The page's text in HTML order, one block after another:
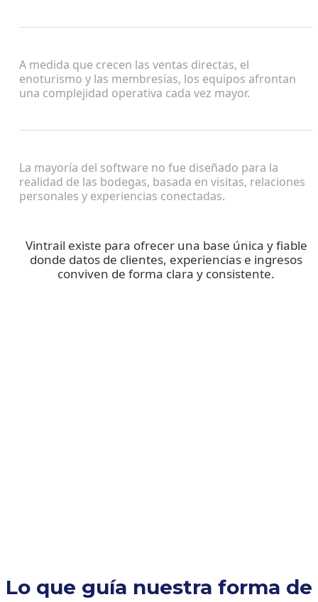
A medida que crecen las ventas directas, el
enoturismo y las membresías, los equipos afrontan
una complejidad operativa cada vez mayor.
La mayoría del software no fue diseñado para la
realidad de las bodegas, basada en visitas, relaciones
personales y experiencias conectadas.
Vintrail existe para ofrecer una base única y fiable
donde datos de clientes, experiencias e ingresos
conviven de forma clara y consistente.
Lo que guía nuestra forma de